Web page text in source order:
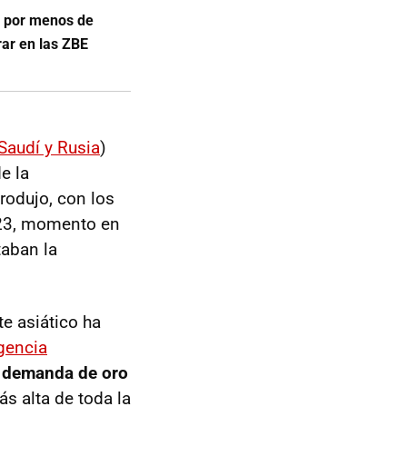
por menos de
en las ZBE
y Rusia)
la
con los
momento en
la
asiático ha
demanda de oro
alta de toda la